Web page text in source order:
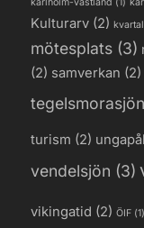
Kulturarv (2)
mötesplats (3)
(2) samverkan (2)
tegelsmorasjön
turism (2)
vendelsjön (3)
vikingatid (2) ÖIF (1)